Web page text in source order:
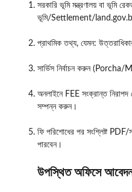
সরকারি ভূমি মন্ত্রণালয় বা ভূমি
ভূমি/Settlement/
প্রাথমিক তথ্য, যেমন:
সার্ভিস নির্বাচন করুন
অনলাইনে FEE সংক্রান্ত নিরাপদ
সম্পন্ন করুন।
ফি পরিশোধের পর সংশ্লিষ্ট PDF/
পারবেন।
উপস্থিত অফিসে